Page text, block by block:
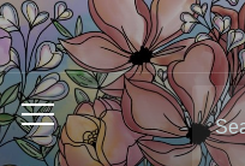
Toggle
mobile
for: